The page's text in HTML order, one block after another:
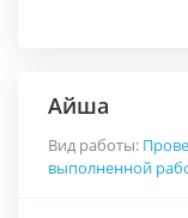
Айша
Вид работы:
выполненной